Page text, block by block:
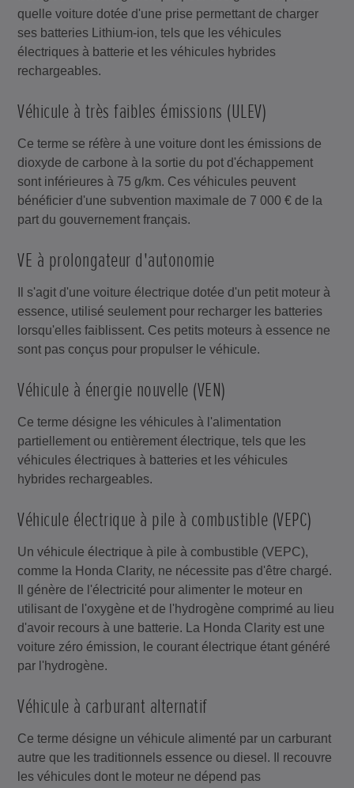
quelle voiture dotée d'une prise permettant de charger
ses batteries Lithium-ion, tels que les véhicules
électriques à batterie et les véhicules hybrides
rechargeables.
Véhicule à très faibles émissions (ULEV)
Ce terme se réfère à une voiture dont les émissions de
dioxyde de carbone à la sortie du pot d'échappement
sont inférieures à 75 g/km. Ces véhicules peuvent
bénéficier d'une subvention maximale de 7 000 € de la
part du gouvernement français.
VE à prolongateur d'autonomie
Il s'agit d'une voiture électrique dotée d'un petit moteur à
essence, utilisé seulement pour recharger les batteries
lorsqu'elles faiblissent. Ces petits moteurs à essence ne
sont pas conçus pour propulser le véhicule.
Véhicule à énergie nouvelle (VEN)
Ce terme désigne les véhicules à l'alimentation
partiellement ou entièrement électrique, tels que les
véhicules électriques à batteries et les véhicules
hybrides rechargeables.
Véhicule électrique à pile à combustible (VEPC)
Un véhicule électrique à pile à combustible (VEPC),
comme la Honda Clarity, ne nécessite pas d'être chargé.
Il génère de l'électricité pour alimenter le moteur en
utilisant de l'oxygène et de l'hydrogène comprimé au lieu
d'avoir recours à une batterie. La Honda Clarity est une
voiture zéro émission, le courant électrique étant généré
par l'hydrogène.
Véhicule à carburant alternatif
Ce terme désigne un véhicule alimenté par un carburant
autre que les traditionnels essence ou diesel. Il recouvre
les véhicules dont le moteur ne dépend pas